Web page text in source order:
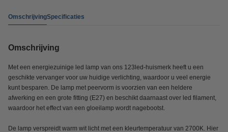
OmschrijvingSpecificaties
Omschrijving
Met een energiezuinige led lamp van ons 123led-huismerk heeft u een
geschikte vervanger voor uw huidige verlichting, waardoor u veel energie
kunt besparen. De lamp met peervorm is voorzien van een heldere
afwerking en een grote fitting (E27) en beschikt daarnaast over led filament,
waardoor het effect van een gloeilamp wordt nagebootst.
De lamp verspreidt warm wit licht met een kleurtemperatuur van 2700K. Hier